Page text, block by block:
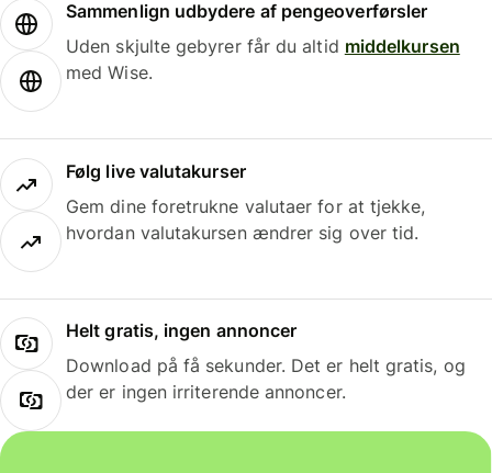
Sammenlign udbydere af pengeoverførsler
Uden skjulte gebyrer får du altid middelkursen
med Wise.
Følg live valutakurser
Gem dine foretrukne valutaer for at tjekke,
hvordan valutakursen ændrer sig over tid.
Helt gratis, ingen annoncer
Download på få sekunder. Det er helt gratis, og
der er ingen irriterende annoncer.